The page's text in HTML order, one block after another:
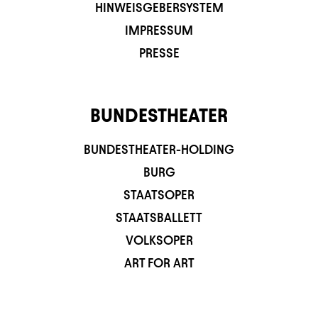
HINWEISGEBERSYSTEM
IMPRESSUM
PRESSE
BUNDESTHEATER
BUNDESTHEATER-HOLDING
BURG
STAATSOPER
STAATSBALLETT
VOLKSOPER
ART FOR ART